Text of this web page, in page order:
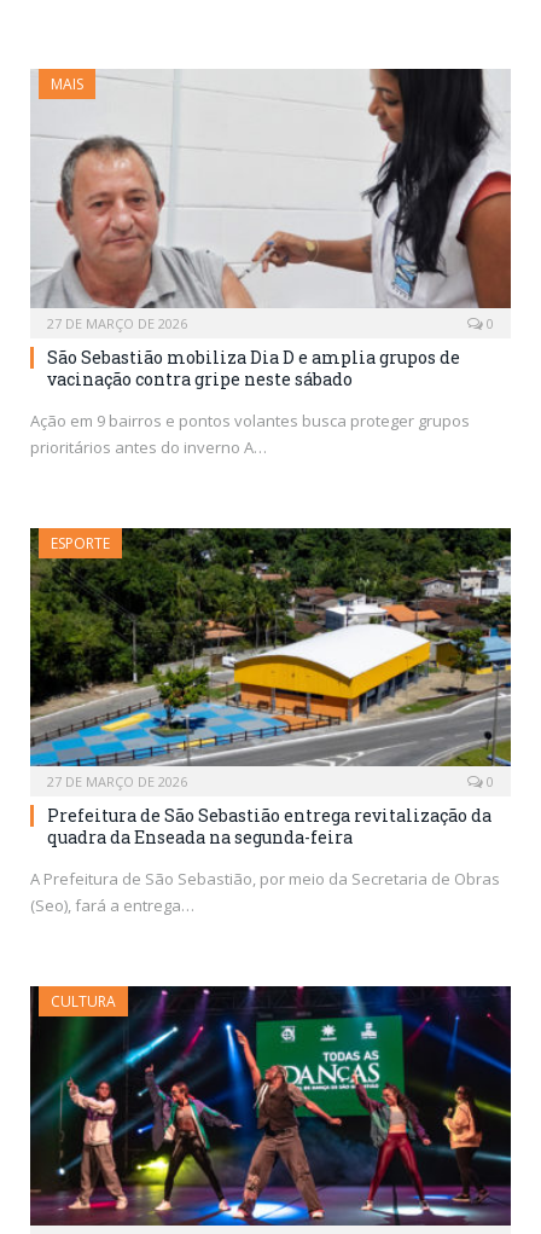
MAIS
27 DE MARÇO DE 2026 0
São Sebastião mobiliza Dia D e amplia grupos de
vacinação contra gripe neste sábado
Ação em 9 bairros e pontos volantes busca proteger grupos
prioritários antes do inverno A…
ESPORTE
27 DE MARÇO DE 2026 0
Prefeitura de São Sebastião entrega revitalização da
quadra da Enseada na segunda-feira
A Prefeitura de São Sebastião, por meio da Secretaria de Obras
(Seo), fará a entrega…
CULTURA